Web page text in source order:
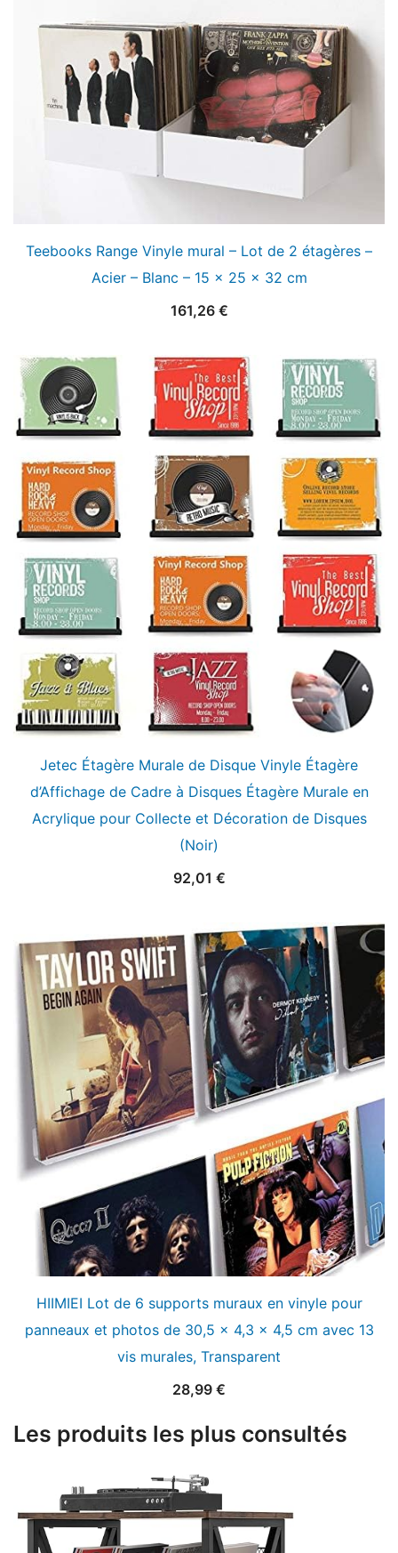
Teebooks Range Vinyle mural – Lot de 2 étagères –
Acier – Blanc – 15 x 25 x 32 cm
161,26 €
Jetec Étagère Murale de Disque Vinyle Étagère
d’Affichage de Cadre à Disques Étagère Murale en
Acrylique pour Collecte et Décoration de Disques
(Noir)
92,01 €
HIIMIEI Lot de 6 supports muraux en vinyle pour
panneaux et photos de 30,5 x 4,3 x 4,5 cm avec 13
vis murales, Transparent
28,99 €
Les produits les plus consultés